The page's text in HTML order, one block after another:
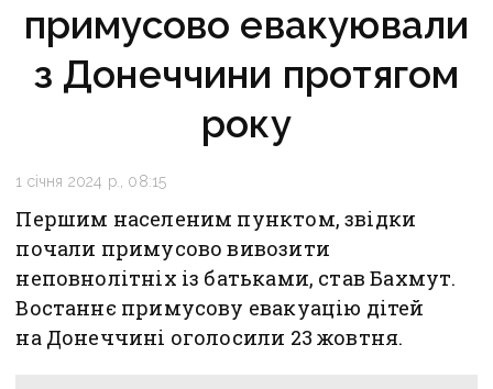
примусово евакуювали
з Донеччини протягом
року
1 січня 2024 р., 08:15
Першим населеним пунктом, звідки
почали примусово вивозити
неповнолітніх із батьками, став Бахмут.
Востаннє примусову евакуацію дітей
на Донеччині оголосили 23 жовтня.